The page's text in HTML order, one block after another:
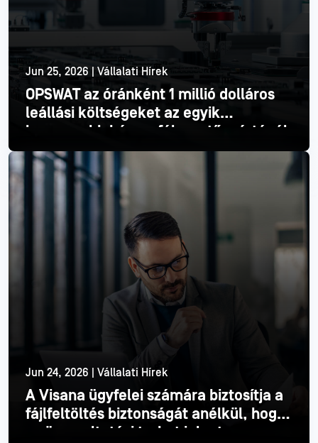
Jun 25, 2026 | Vállalati Hírek
OPSWAT az óránként 1 millió dolláros
leállási költségeket az egyik
legnagyobb három félvezetőgyártónál
Olvass tovább
Jun 24, 2026 | Vállalati Hírek
A Visana ügyfelei számára biztosítja a
fájlfeltöltés biztonságát anélkül, hogy
ez üzemeltetési terhet jelentene